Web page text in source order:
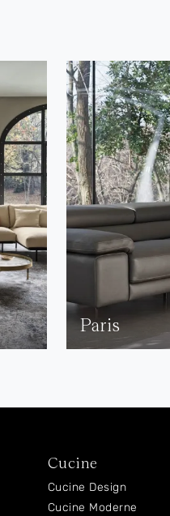
Paris
Cucine
Cucine Design
Cucine Moderne